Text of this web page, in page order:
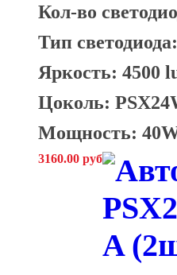
Кол-во
Тип
Яркость: 4500
Цоколь:
Мощность:
3160.00 руб